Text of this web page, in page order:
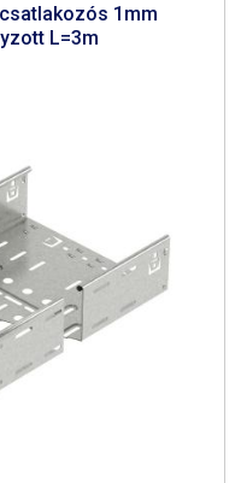
1mm
L=3m